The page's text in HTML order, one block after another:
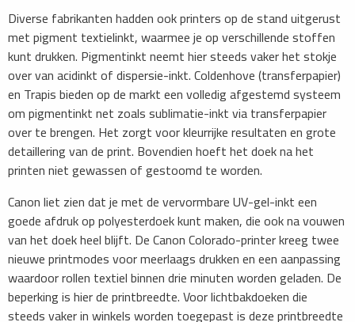
Diverse fabrikanten hadden ook printers op de stand uitgerust
met pigment­ textielinkt, waarmee je op verschillende stoffen
kunt drukken. Pigmentinkt neemt hier steeds vaker het stokje
over van acidinkt of dispersie-inkt. Coldenhove (transferpapier)
en Trapis bieden op de markt een volledig afgestemd systeem
om pigmentinkt net zoals sublimatie-inkt via transferpapier
over te brengen. Het zorgt voor kleurrijke resultaten en grote
detaillering van de print. Bovendien hoeft het doek na het
printen niet gewassen of gestoomd te worden.
Canon liet zien dat je met de vervormbare UV-gel-inkt een
goede afdruk op polyesterdoek kunt maken, die ook na vouwen
van het doek heel blijft. De Canon Colorado-printer kreeg twee
nieuwe printmodes voor meerlaags drukken en een aanpassing
waardoor rollen textiel binnen drie minuten worden geladen. De
beperking is hier de printbreedte. Voor lichtbakdoeken die
steeds vaker in winkels worden toegepast is deze printbreedte